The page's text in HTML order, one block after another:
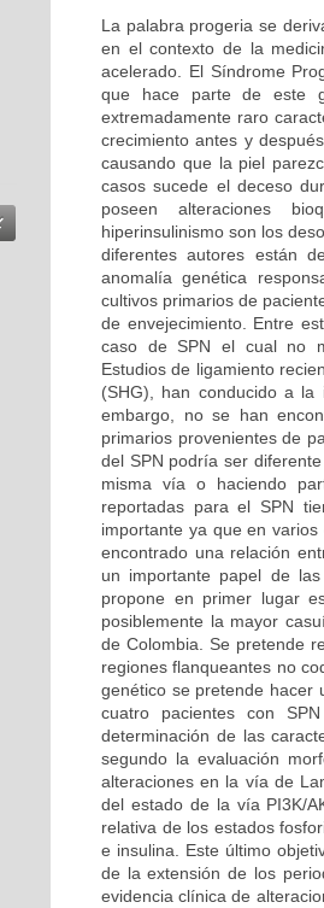
La palabra progeria se
en el contexto de la
acelerado. El Síndrome
que hace parte de este
extremadamente raro
crecimiento antes y
causando que la piel
casos sucede el deceso
poseen alteraciones
hiperinsulinismo son los
diferentes autores están
anomalía genética
cultivos primarios de
de envejecimiento. Entre
caso de SPN el cual no
Estudios de ligamiento
(SHG), han conducido a la
embargo, no se han
primarios provenientes de
del SPN podría ser
misma vía o haciendo
reportadas para el SPN
importante ya que en
encontrado una relación
un importante papel de
propone en primer lugar
posiblemente la mayor
de Colombia. Se pretende
regiones flanqueantes no
genético se pretende hacer
cuatro pacientes con
determinación de las
segundo la evaluación
alteraciones en la vía de
del estado de la vía PI3K/
relativa de los estados
e insulina. Este último
de la extensión de los
evidencia clínica de